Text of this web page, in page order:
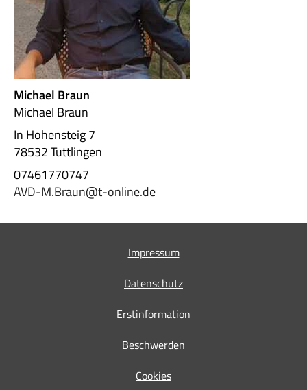
Michael Braun
Michael Braun
In Hohensteig 7
78532 Tuttlingen
07461770747
AVD-M.Braun@t-online.de
Impressum
Datenschutz
Erstinformation
Beschwerden
Cookies